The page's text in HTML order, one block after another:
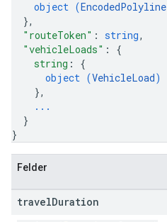
object (EncodedPolyline
},
"routeToken" : string,
"vehicleLoads" : {
string : {
object (VehicleLoad)
},
...
}
}
Felder
travelDuration